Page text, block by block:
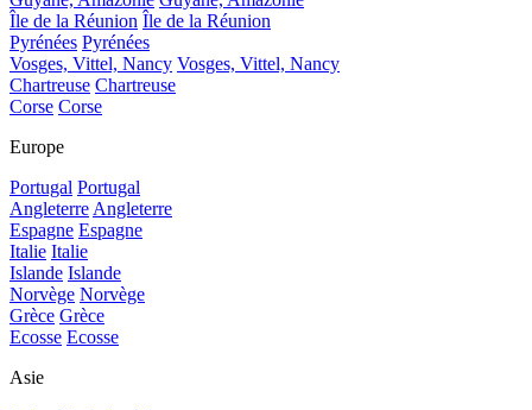
Île de la Réunion Île de la Réunion
Pyrénées Pyrénées
Vosges, Vittel, Nancy Vosges, Vittel, Nancy
Chartreuse Chartreuse
Corse Corse
Europe
Portugal Portugal
Angleterre Angleterre
Espagne Espagne
Italie Italie
Islande Islande
Norvège Norvège
Grèce Grèce
Ecosse Ecosse
Asie